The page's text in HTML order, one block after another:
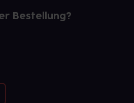
Bestellung?